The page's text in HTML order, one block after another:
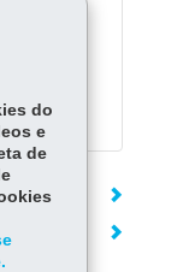
ao
do
e
de